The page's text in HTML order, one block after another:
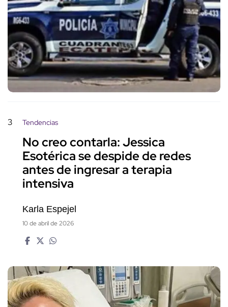
3 Tendencias
No creo contarla: Jessica
Esotérica se despide de redes
antes de ingresar a terapia
intensiva
Karla Espejel
10 de abril de 2026